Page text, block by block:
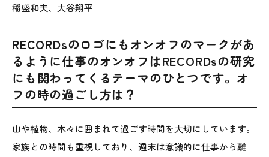
稲盛和夫、大谷翔平
RECORDsのロゴにもオンオフのマークがあ
るように仕事のオンオフはRECORDsの研究
にも関わってくるテーマのひとつです。オ
フの時の過ごし方は？
山や植物、木々に囲まれて過ごす時間を大切にしています。
家族との時間も重視しており、週末は意識的に仕事から離